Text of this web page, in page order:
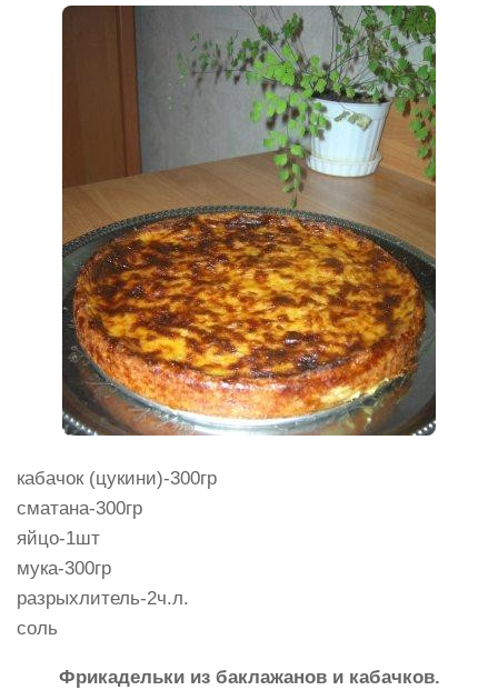
кабачок (цукини)-300гр
сматана-300гр
яйцо-1шт
мука-300гр
разрыхлитель-2ч.л.
соль
Фрикадельки из баклажанов и кабачков.